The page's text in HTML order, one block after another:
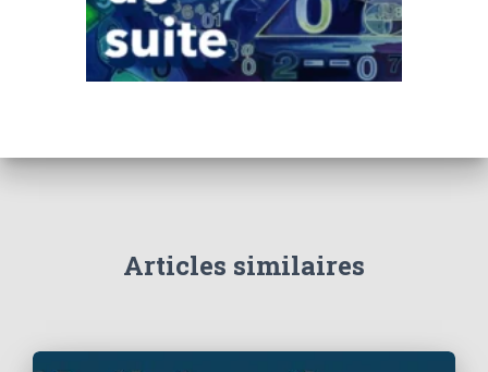
Articles similaires